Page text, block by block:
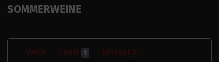
SOMMERWEINE
Wein Land 1 Jahrgang